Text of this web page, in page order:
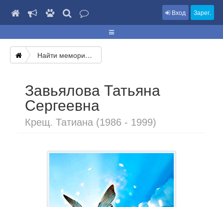
Вход Зарег.
Найти мемориал
Завьялова Татьяна
Сергеевна
Крещ. Татиана (1986 - 1999)